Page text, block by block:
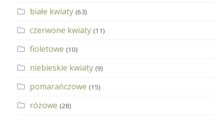
białe kwiaty (63)
czerwone kwiaty (11)
fioletowe (10)
niebieskie kwiaty (9)
pomarańczowe (15)
różowe (28)